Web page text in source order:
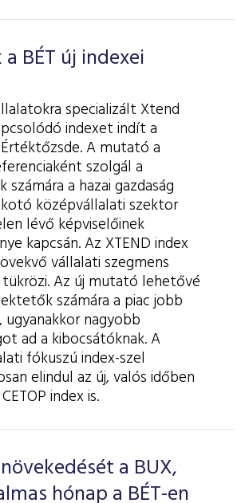
BÉT új indexei
specializált Xtend
indexet indít a
A mutató a
szolgál a
a hazai gazdaság
középvállalati szektor
lévő képviselőinek
kapcsán. Az XTEND index
vállalati szegmens
Az új mutató lehetővé
számára a piac jobb
nagyobb
ad a kibocsátóknak. A
fókuszú index-szel
elindul az új, valós időben
index is.
a BUX,
hónap a BÉT-en